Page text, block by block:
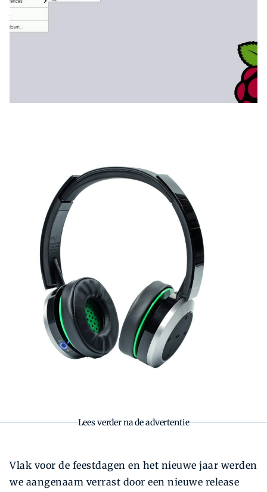
Zoek
Lees verder na de advertentie
Vlak voor de feestdagen en het nieuwe jaar werden
we aangenaam verrast door een nieuwe release